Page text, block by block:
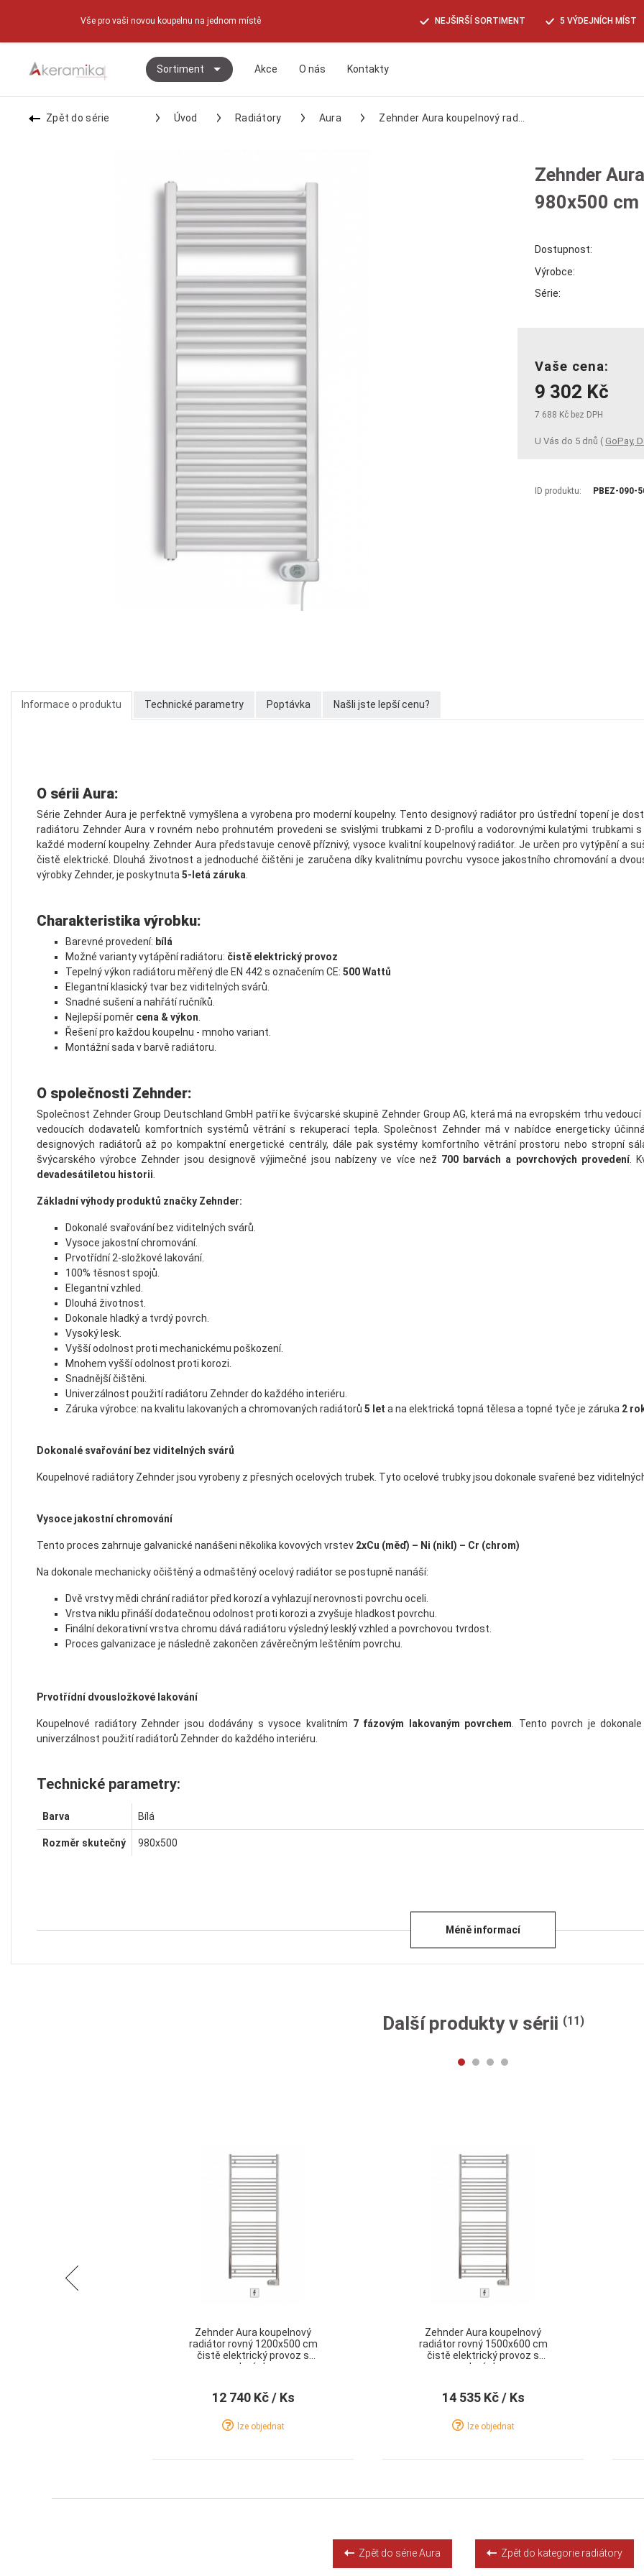
Vše pro vaši novou koupelnu na jednom místě NEJŠIRŠÍ SORTIMENT 5 VÝDEJNÍCH MÍST
Sortiment Akce O nás Kontakty
Zpět do série Úvod Radiátory Aura Zehnder Aura koupelnový rad...
Zehnder
980x500
Dostupnost:
Výrobce:
Série:
Vaše cena:
9 302 Kč
7 688 Kč bez DPH
U Vás do 5 dnů ( GoPay,
ID produktu: PBEZ-090-
Informace o produktu Technické parametry Poptávka Našli jste lepší cenu?
O sérii Aura:
Série Zehnder Aura je perfektně vymyšlena a vyrobena pro moderní koupelny. Tento designový radiátor pro ústřední topení je
radiátoru Zehnder Aura v rovném nebo prohnutém provedeni se svislými trubkami z D-profilu a vodorovnými kulatými trubkami
každé moderní koupelny. Zehnder Aura představuje cenově příznivý, vysoce kvalitní koupelnový radiátor. Je určen pro vytýpění a
čistě elektrické. Dlouhá životnost a jednoduché čištěni je zaručena díky kvalitnímu povrchu vysoce jakostního chromování a
výrobky Zehnder, je poskytnuta5-letá záruka.
Charakteristika výrobku:
Barevné provedení: bílá
Možné varianty vytápění radiátoru: čistě elektrický provoz
Tepelný výkon radiátoru měřený dle EN 442 s označením CE: 500 Wattů
Elegantní klasický tvar bez viditelných svárů.
Snadné sušení a nahřátí ručníků.
Nejlepší poměr cena & výkon.
Řešení pro každou koupelnu - mnoho variant.
Montážní sada v barvě radiátoru.
O společnosti Zehnder:
Společnost Zehnder Group Deutschland GmbH patří ke švýcarské skupině Zehnder Group AG, která má na evropském trhu
vedoucích dodavatelů komfortních systémů větrání s rekuperací tepla. Společnost Zehnder má v nabídce energeticky
designových radiátorů až po kompaktní energetické centrály, dále pak systémy komfortního větrání prostoru nebo stropní
švýcarského výrobce Zehnder jsou designově výjimečné jsou nabízeny ve více než 700 barvách a povrchových provedení.
devadesátiletou historii.
Základní výhody produktů značky Zehnder:
Dokonalé svařování bez viditelných svárů.
Vysoce jakostní chromování.
Prvotřídní 2-složkové lakování.
100% těsnost spojů.
Elegantní vzhled.
Dlouhá životnost.
Dokonale hladký a tvrdý povrch.
Vysoký lesk.
Vyšší odolnost proti mechanickému poškození.
Mnohem vyšší odolnost proti korozi.
Snadnější čištěni.
Univerzálnost použití radiátoru Zehnder do každého interiéru.
Záruka výrobce: na kvalitu lakovaných a chromovaných radiátorů 5 let a na elektrická topná tělesa a topné tyče je záruka 2
Dokonalé svařování bez viditelných svárů
Koupelnové radiátory Zehnder jsou vyrobeny z přesných ocelových trubek. Tyto ocelové trubky jsou dokonale svařené bez
Vysoce jakostní chromování
Tento proces zahrnuje galvanické nanášeni několika kovových vrstev 2xCu (měď) – Ni (nikl) – Cr (chrom)
Na dokonale mechanicky očištěný a odmaštěný ocelový radiátor se postupně nanáší:
Dvě vrstvy mědi chrání radiátor před korozí a vyhlazují nerovnosti povrchu oceli.
Vrstva niklu přináší dodatečnou odolnost proti korozi a zvyšuje hladkost povrchu.
Finální dekorativní vrstva chromu dává radiátoru výsledný lesklý vzhled a povrchovou tvrdost.
Proces galvanizace je následně zakončen závěrečným leštěním povrchu.
Prvotřídní dvousložkové lakování
Koupelnové radiátory Zehnder jsou dodávány s vysoce kvalitním 7 fázovým lakovaným povrchem. Tento povrch je
univerzálnost použití radiátorů Zehnder do každého interiéru.
Technické parametry:
Barva Bílá
Rozměr skutečný 980x500
Méně informací
Další produkty v sérii (11)
Zehnder Aura koupelnový
radiátor rovný 1200x500 cm
čistě elektrický provoz s
regulací chrom
12 740 Kč/ Ks
lze objednat
Zehnder Aura koupelnový
radiátor rovný 1500x600 cm
čistě elektrický provoz s
regulací chrom
14 535 Kč/ Ks
lze objednat
Zpět do série Aura Zpět do kategorie radiátory